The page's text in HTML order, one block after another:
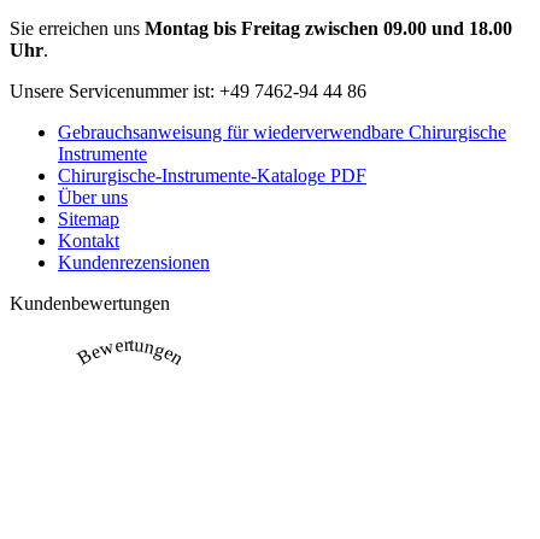
Sie erreichen uns Montag bis Freitag zwischen 09.00 und 18.00
Uhr.
Unsere Servicenummer ist: +49 7462-94 44 86
Gebrauchsanweisung für wiederverwendbare Chirurgische
Instrumente
Chirurgische-Instrumente-Kataloge PDF
Über uns
Sitemap
Kontakt
Kundenrezensionen
Kundenbewertungen
Bewertungen